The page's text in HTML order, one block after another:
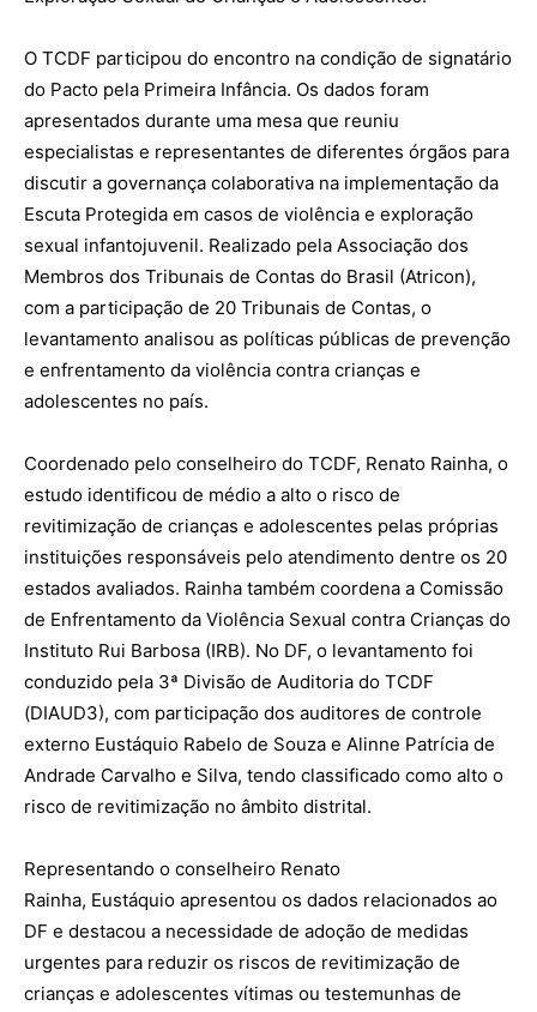
O TCDF participou do encontro na condição de signatário
do Pacto pela Primeira Infância. Os dados foram
apresentados durante uma mesa que reuniu
especialistas e representantes de diferentes órgãos para
discutir a governança colaborativa na implementação da
Escuta Protegida em casos de violência e exploração
sexual infantojuvenil. Realizado pela Associação dos
Membros dos Tribunais de Contas do Brasil (Atricon),
com a participação de 20 Tribunais de Contas, o
levantamento analisou as políticas públicas de prevenção
e enfrentamento da violência contra crianças e
adolescentes no país.
Coordenado pelo conselheiro do TCDF, Renato Rainha, o
estudo identificou de médio a alto o risco de
revitimização de crianças e adolescentes pelas próprias
instituições responsáveis pelo atendimento dentre os 20
estados avaliados. Rainha também coordena a Comissão
de Enfrentamento da Violência Sexual contra Crianças do
Instituto Rui Barbosa (IRB). No DF, o levantamento foi
conduzido pela 3ª Divisão de Auditoria do TCDF
(DIAUD3), com participação dos auditores de controle
externo Eustáquio Rabelo de Souza e Alinne Patrícia de
Andrade Carvalho e Silva, tendo classificado como alto o
risco de revitimização no âmbito distrital.
Representando o conselheiro Renato
Rainha, Eustáquio apresentou os dados relacionados ao
DF e destacou a necessidade de adoção de medidas
urgentes para reduzir os riscos de revitimização de
crianças e adolescentes vítimas ou testemunhas de